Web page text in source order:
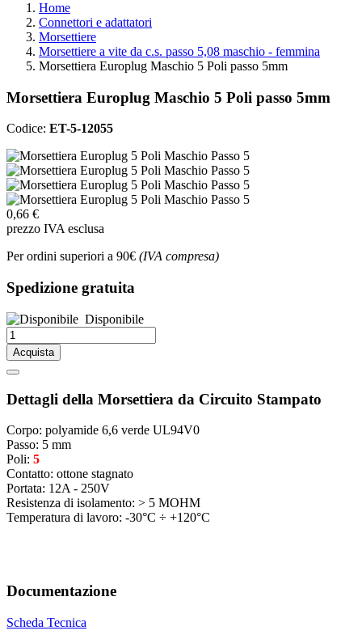
Home
Connettori e adattatori
Morsettiere
Morsettiere a vite da c.s. passo 5,08 maschio - femmina
Morsettiera Europlug Maschio 5 Poli passo 5mm
Morsettiera Europlug Maschio 5 Poli passo 5mm
Codice: ET-5-12055
0,66 €
prezzo IVA esclusa
Per ordini superiori a 90€ (IVA compresa)
Spedizione gratuita
Disponibile
Acquista
Dettagli della Morsettiera da Circuito Stampato
Corpo: polyamide 6,6 verde UL94V0
Passo: 5 mm
Poli: 5
Contatto: ottone stagnato
Portata: 12A - 250V
Resistenza di isolamento: > 5 MOHM
Temperatura di lavoro: -30°C ÷ +120°C
Documentazione
Scheda Tecnica